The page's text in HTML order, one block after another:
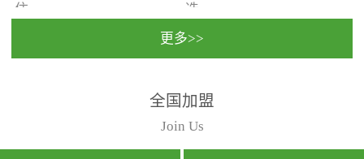
住...
动，人类长时间停留的室
内空间都有整体消毒的需
要。因为空间内人流携带
选...
行国家规定的标准检测方
法，空气采样量准确，检
测结果可靠，远胜于其他
更多>>
全国加盟
Join Us